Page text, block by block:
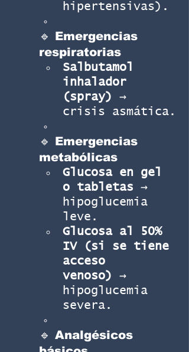
hipertensivas).
🔹 Emergencias
respiratorias
Salbutamol
inhalador
(spray) →
crisis asmática.
🔹 Emergencias
metabólicas
Glucosa en gel
o tabletas →
hipoglucemia
leve.
Glucosa al 50%
IV (si se tiene
acceso
venoso) →
hipoglucemia
severa.
🔹 Analgésicos